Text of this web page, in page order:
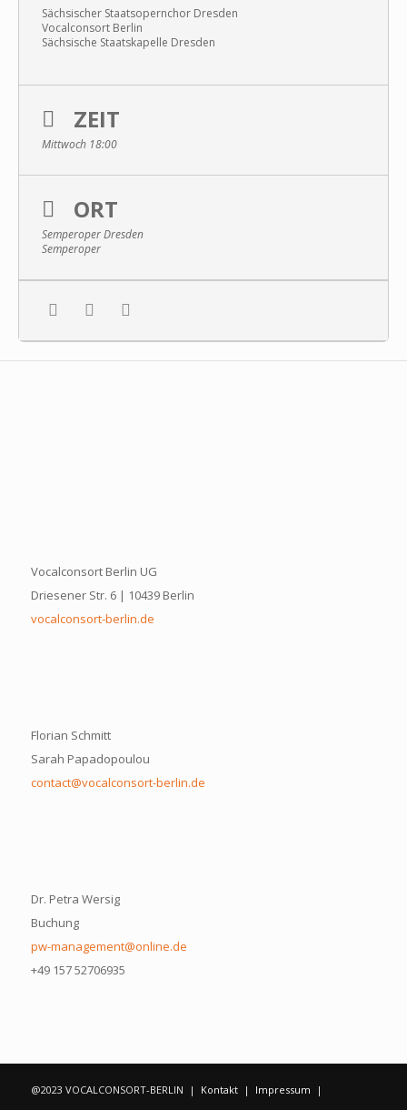
Sächsischer Staatsopernchor Dresden
Vocalconsort Berlin
Sächsische Staatskapelle Dresden
ZEIT
Mittwoch 18:00
ORT
Semperoper Dresden
Semperoper
Vocalconsort Berlin UG
Driesener Str. 6 | 10439 Berlin
vocalconsort-berlin.de
Florian Schmitt
Sarah Papadopoulou
contact@vocalconsort-berlin.de
Dr. Petra Wersig
Buchung
pw-management@online.de
+49 157 52706935
@2023 VOCALCONSORT-BERLIN | Kontakt| Impressum |